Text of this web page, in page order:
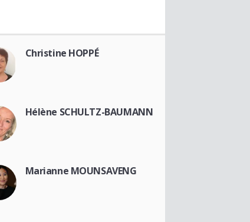
Christine HOPPÉ
Hélène SCHULTZ-BAUMANN
Marianne MOUNSAVENG